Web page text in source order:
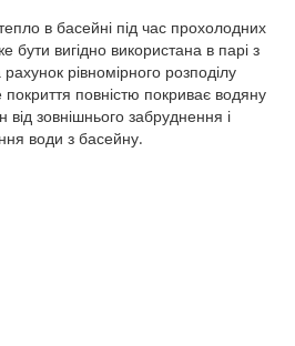
в басейні під час прохолодних
бути вигідно використана в парі з
рівномірного розподілу
повністю покриває водяну
зовнішнього забруднення і
води з басейну.